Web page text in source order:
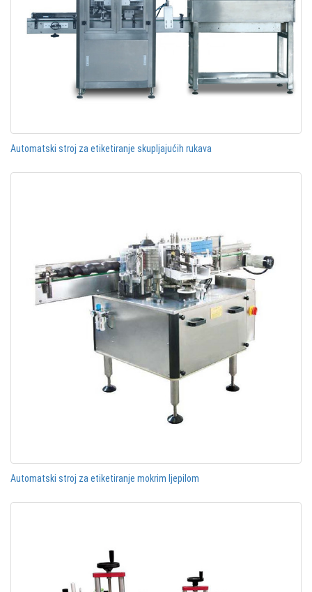
Automatski stroj za etiketiranje skupljajućih rukava
Automatski stroj za etiketiranje mokrim ljepilom